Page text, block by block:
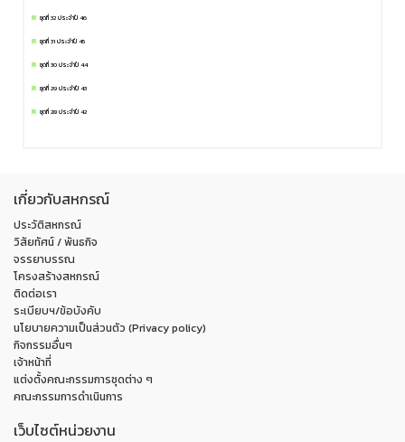
ชุดที่ 32 ประจำปี 46
ชุดที่ 31 ประจำปี 45
ชุดที่ 30 ประจำปี 44
ชุดที่ 29 ประจำปี 43
ชุดที่ 28 ประจำปี 42
เกี่ยวกับสหกรณ์
ประวัติสหกรณ์
วิสัยทัศน์ / พันธกิจ
จรรยาบรรณ
โครงสร้างสหกรณ์
ติดต่อเรา
ระเบียบฯ/ข้อบังคับ
นโยบายความเป็นส่วนตัว (Privacy policy)
กิจกรรมอื่นๆ
เจ้าหน้าที่
แต่งตั้งคณะกรรมการชุดต่าง ๆ
คณะกรรมการดำเนินการ
เว็บไซต์หน่วยงาน